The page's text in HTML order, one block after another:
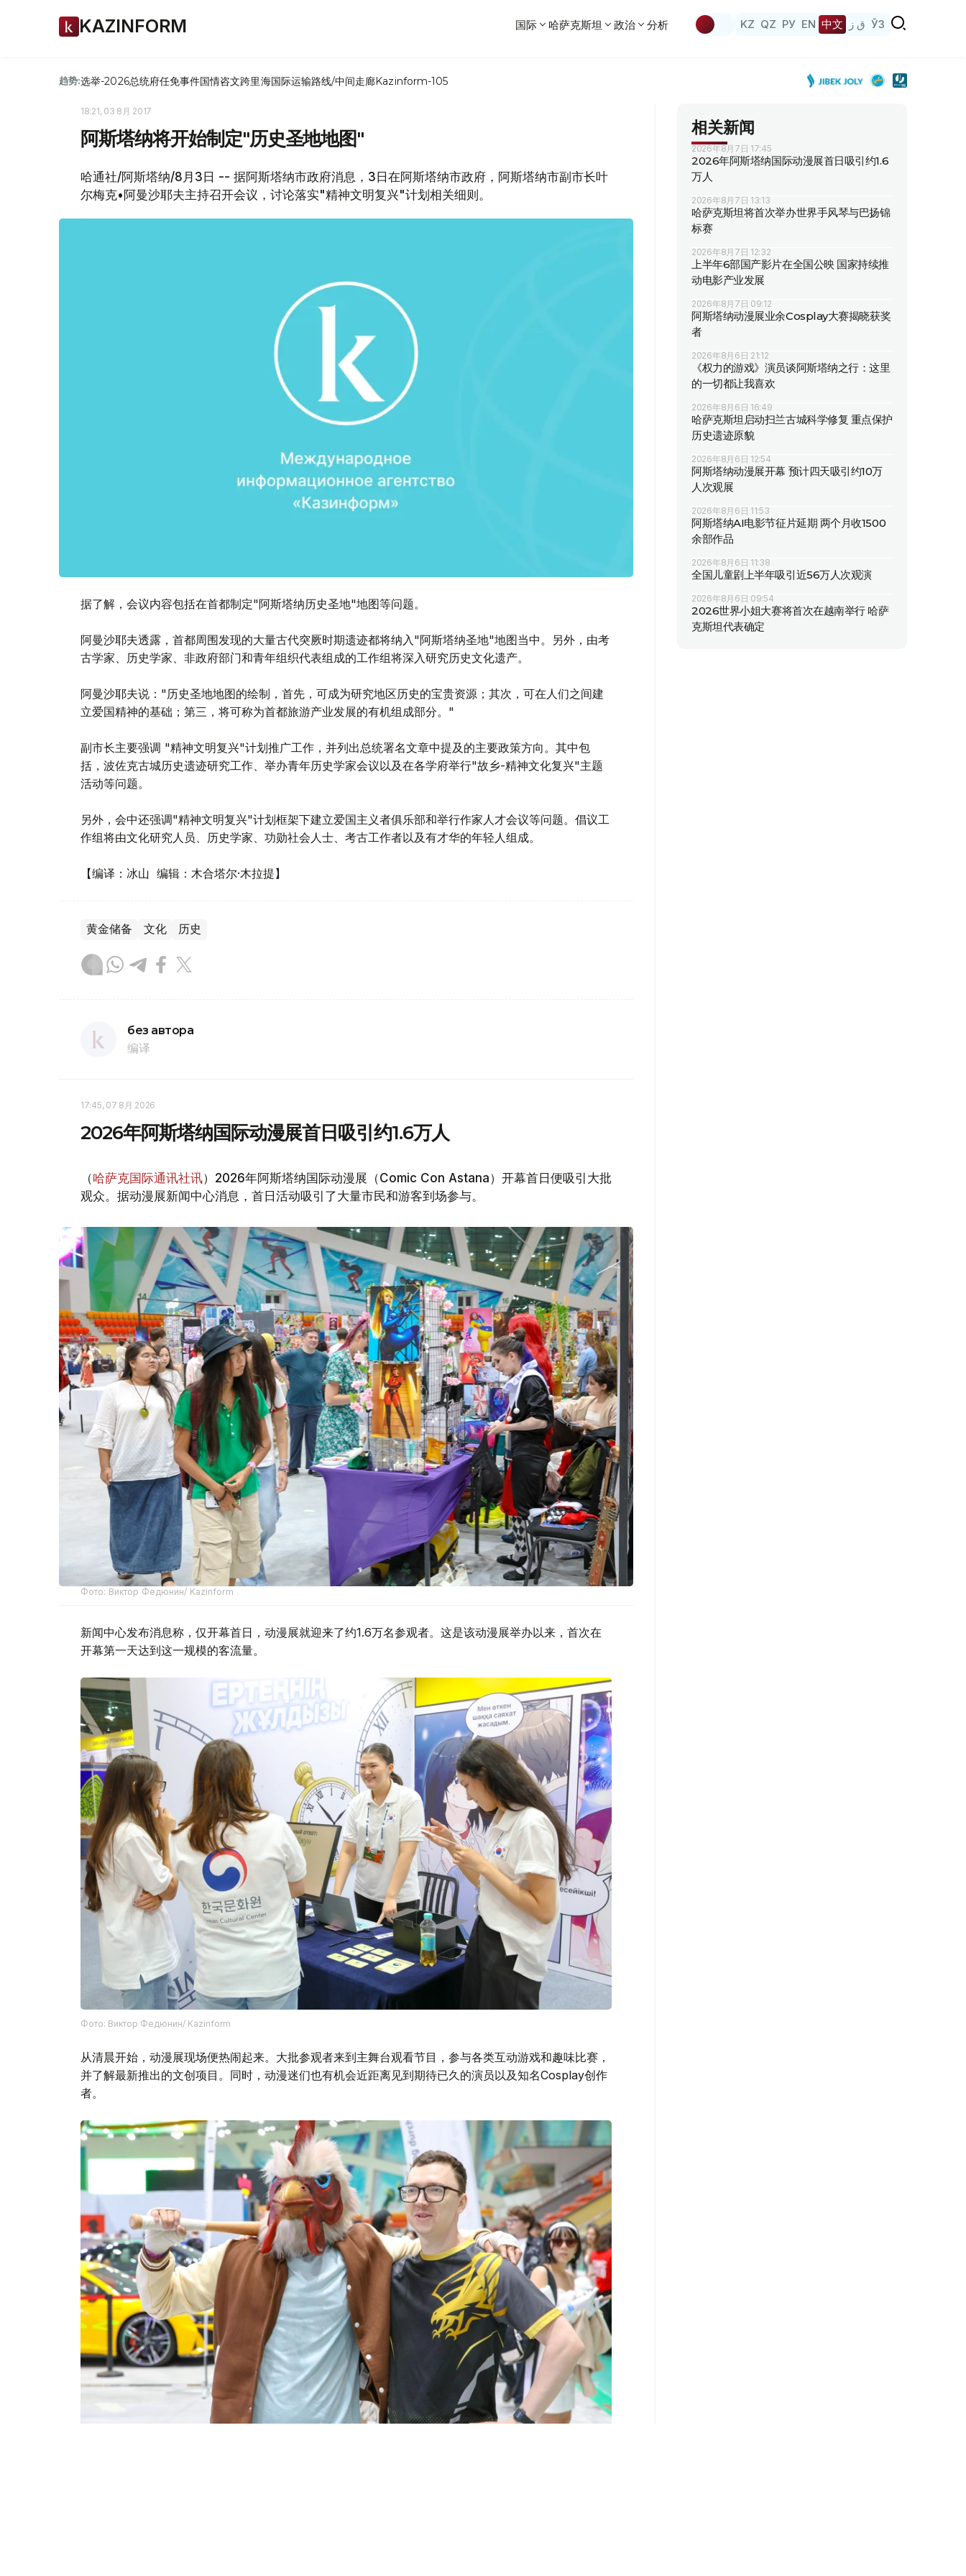
KAZINFORM 国际 哈萨克斯坦 政治 分析 KZ QZ РУ EN 中文 ق ز ЎЗ
趋势:选举-2026总统府任免事件国情咨文跨里海国际运输路线/中间走廊Kazinform-105
18:21, 03 8月 2017
阿斯塔纳将开始制定"历史圣地地图"
哈通社/阿斯塔纳/8月3日 -- 据阿斯塔纳市政府消息，3日在阿斯塔纳市政府，阿斯塔纳市副市长叶
尔梅克•阿曼沙耶夫主持召开会议，讨论落实"精神文明复兴"计划相关细则。
据了解，会议内容包括在首都制定"阿斯塔纳历史圣地"地图等问题。
阿曼沙耶夫透露，首都周围发现的大量古代突厥时期遗迹都将纳入"阿斯塔纳圣地"地图当中。另外，由考
古学家、历史学家、非政府部门和青年组织代表组成的工作组将深入研究历史文化遗产。
阿曼沙耶夫说："历史圣地地图的绘制，首先，可成为研究地区历史的宝贵资源；其次，可在人们之间建
立爱国精神的基础；第三，将可称为首都旅游产业发展的有机组成部分。"
副市长主要强调 "精神文明复兴"计划推广工作，并列出总统署名文章中提及的主要政策方向。其中包
括，波佐克古城历史遗迹研究工作、举办青年历史学家会议以及在各学府举行"故乡-精神文化复兴"主题
活动等问题。
另外，会中还强调"精神文明复兴"计划框架下建立爱国主义者俱乐部和举行作家人才会议等问题。倡议工
作组将由文化研究人员、历史学家、功勋社会人士、考古工作者以及有才华的年轻人组成。
【编译：冰山 编辑：木合塔尔·木拉提】
黄金储备 文化 历史
без автора
编译
17:45, 07 8月 2026
2026年阿斯塔纳国际动漫展首日吸引约1.6万人
（哈萨克国际通讯社讯）2026年阿斯塔纳国际动漫展（Comic Con Astana）开幕首日便吸引大批
观众。据动漫展新闻中心消息，首日活动吸引了大量市民和游客到场参与。
Фото: Виктор Федюнин/ Kazinform
新闻中心发布消息称，仅开幕首日，动漫展就迎来了约1.6万名参观者。这是该动漫展举办以来，首次在
开幕第一天达到这一规模的客流量。
Фото: Виктор Федюнин/ Kazinform
从清晨开始，动漫展现场便热闹起来。大批参观者来到主舞台观看节目，参与各类互动游戏和趣味比赛，
并了解最新推出的文创项目。同时，动漫迷们也有机会近距离见到期待已久的演员以及知名Cosplay创作
者。
相关新闻
2026年8月7日 17:45
2026年阿斯塔纳国际动漫展首日吸引约1.6
万人
2026年8月7日 13:13
哈萨克斯坦将首次举办世界手风琴与巴扬锦
标赛
2026年8月7日 12:32
上半年6部国产影片在全国公映 国家持续推
动电影产业发展
2026年8月7日 09:12
阿斯塔纳动漫展业余Cosplay大赛揭晓获奖
者
2026年8月6日 21:12
《权力的游戏》演员谈阿斯塔纳之行：这里
的一切都让我喜欢
2026年8月6日 16:49
哈萨克斯坦启动扫兰古城科学修复 重点保护
历史遗迹原貌
2026年8月6日 12:54
阿斯塔纳动漫展开幕 预计四天吸引约10万
人次观展
2026年8月6日 11:53
阿斯塔纳AI电影节征片延期 两个月收1500
余部作品
2026年8月6日 11:38
全国儿童剧上半年吸引近56万人次观演
2026年8月6日 09:54
2026世界小姐大赛将首次在越南举行 哈萨
克斯坦代表确定